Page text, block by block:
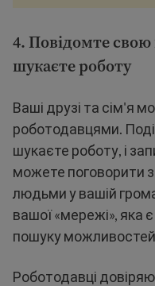
4. Повідомте
шукаєте роботу
Ваші друзі та сім'я
роботодавцями.
шукаєте роботу, і
можете поговорити
людьми у вашій
вашої «мережі», яка
пошуку можливостей
Роботодавці